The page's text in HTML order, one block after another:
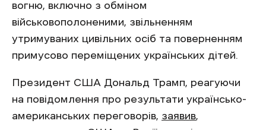
вогню, включно з обміном
військовополоненими, звільненням
утримуваних цивільних осіб та поверненням
примусово переміщених українських дітей.
Президент США Дональд Трамп, реагуючи
на повідомлення про результати українсько-
американських переговорів, заявив,